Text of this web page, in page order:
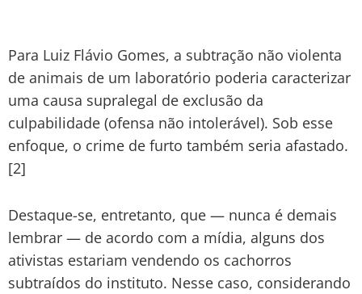
Para Luiz Flávio Gomes, a subtração não violenta
de animais de um laboratório poderia caracterizar
uma causa supralegal de exclusão da
culpabilidade (ofensa não intolerável). Sob esse
enfoque, o crime de furto também seria afastado.
[2]
Destaque-se, entretanto, que — nunca é demais
lembrar — de acordo com a mídia, alguns dos
ativistas estariam vendendo os cachorros
subtraídos do instituto. Nesse caso, considerando